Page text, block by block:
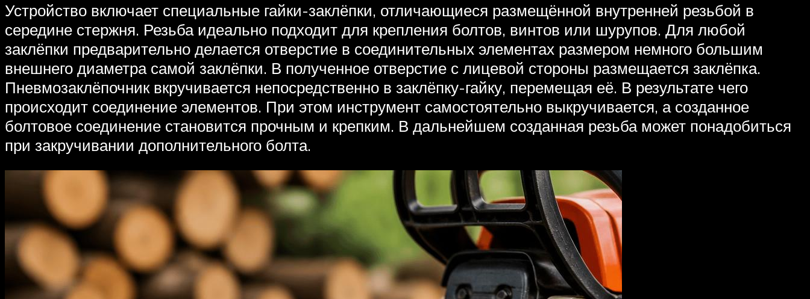
Устройство включает специальные гайки-заклёпки, отличающиеся размещённой внутренней резьбой в
середине стержня. Резьба идеально подходит для крепления болтов, винтов или шурупов. Для любой
заклёпки предварительно делается отверстие в соединительных элементах размером немного большим
внешнего диаметра самой заклёпки. В полученное отверстие с лицевой стороны размещается заклёпка.
Пневмозаклёпочник вкручивается непосредственно в заклёпку-гайку, перемещая её. В результате чего
происходит соединение элементов. При этом инструмент самостоятельно выкручивается, а созданное
болтовое соединение становится прочным и крепким. В дальнейшем созданная резьба может понадобиться
при закручивании дополнительного болта.